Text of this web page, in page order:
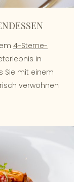
4-Sterne-
in
Sie mit einem
verwöhnen